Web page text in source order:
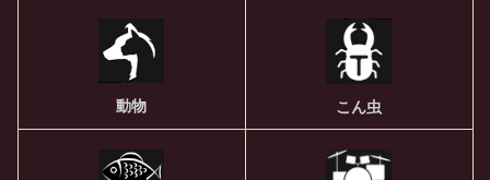
動物 こん虫